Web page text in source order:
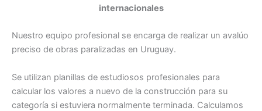
internacionales
Nuestro equipo profesional se encarga de realizar un avalúo
preciso de obras paralizadas en Uruguay.
Se utilizan planillas de estudiosos profesionales para
calcular los valores a nuevo de la construcción para su
categoría si estuviera normalmente terminada. Calculamos